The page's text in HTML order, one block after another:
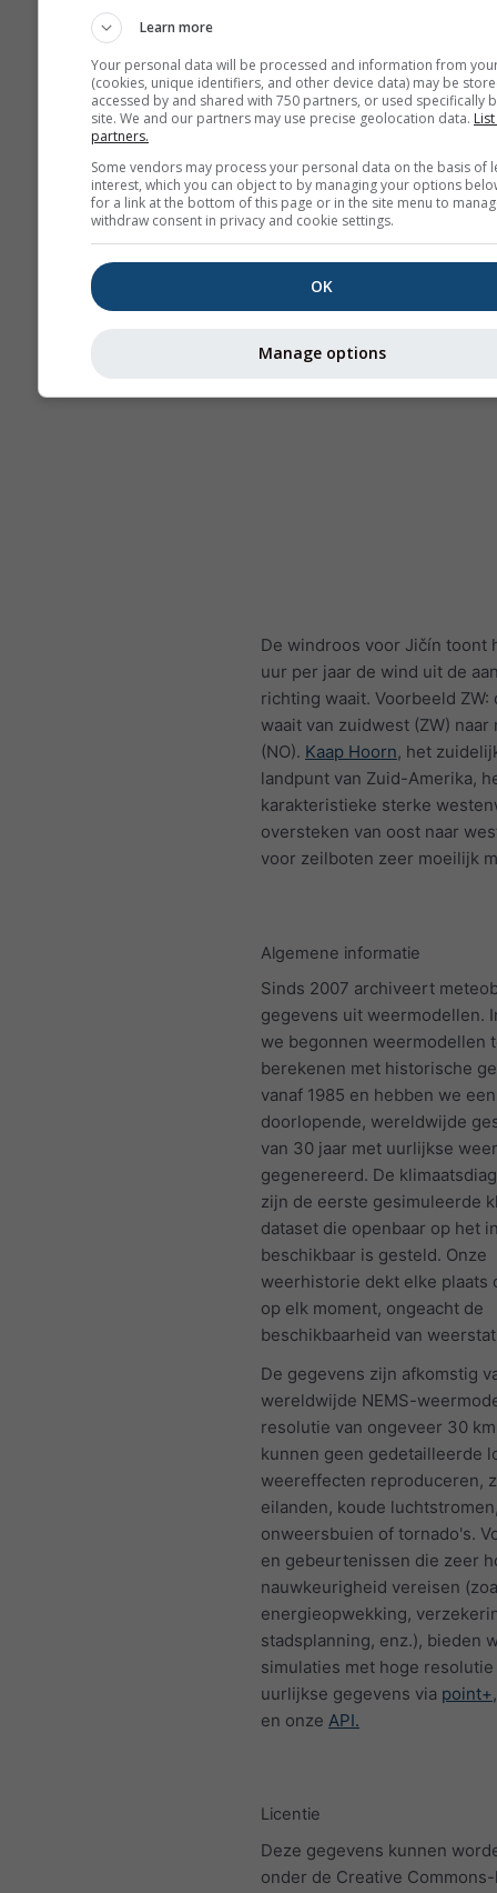
De windroos voor Jičín toont
uur per jaar de wind uit de
richting waait. Voorbeeld ZW:
waait van zuidwest (ZW)
(NO). Kaap Hoorn, het
landpunt van Zuid-Amerika,
karakteristieke sterke
oversteken van oost naar
voor zeilboten zeer moeilijk
Algemene informatie
Sinds 2007 archiveert
gegevens uit weermodellen.
we begonnen weermodellen
berekenen met historische
vanaf 1985 en hebben we een
doorlopende, wereldwijde
van 30 jaar met uurlijkse
gegenereerd. De
zijn de eerste gesimuleerde
dataset die openbaar op het
beschikbaar is gesteld. Onze
weerhistorie dekt elke plaats
op elk moment, ongeacht de
beschikbaarheid van
De gegevens zijn afkomstig
wereldwijde NEMS-
resolutie van ongeveer 30
kunnen geen gedetailleerde
weereffecten reproduceren,
eilanden, koude
onweersbuien of tornado's.
en gebeurtenissen die zeer
nauwkeurigheid vereisen
energieopwekking,
stadsplanning, enz.), bieden
simulaties met hoge resolutie
uurlijkse gegevens via point+
en onze API.
Licentie
Deze gegevens kunnen
onder de Creative
Learn more
Your personal data will be processed and information from
(cookies, unique identifiers, and other device data) may be
accessed by and shared with 750 partners, or used specifically
site. We and our partners may use precise geolocation data.
partners.
Some vendors may process your personal data on the basis of
interest, which you can object to by managing your options
for a link at the bottom of this page or in the site menu to
withdraw consent in privacy and cookie settings.
OK
Manage options